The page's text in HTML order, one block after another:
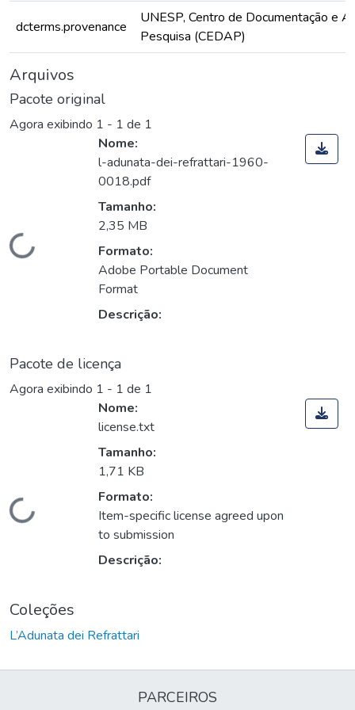
dcterms.provenance
UNESP, Centro de Documentação e
Pesquisa (CEDAP)
Arquivos
Pacote original
Agora exibindo 1 - 1 de 1
Carregando...
Nome:
l-adunata-dei-refrattari-1960-
0018.pdf
Tamanho:
2,35 MB
Formato:
Adobe Portable Document
Format
Descrição:
Pacote de licença
Agora exibindo 1 - 1 de 1
Carregando...
Nome:
license.txt
Tamanho:
1,71 KB
Formato:
Item-specific license agreed upon
to submission
Descrição:
Coleções
L’Adunata dei Refrattari
PARCEIROS